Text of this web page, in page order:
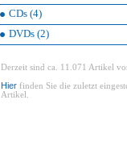
CDs (4)
DVDs (2)
Derzeit sind ca. 11.071 Artikel
Hier finden Sie die zuletzt
Artikel.